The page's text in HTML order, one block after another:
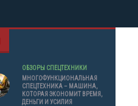
ОБЗОРЫ СПЕЦТЕХНИКИ
МНОГОФУНКЦИОНАЛЬНАЯ
СПЕЦТЕХНИКА – МАШИНА,
КОТОРАЯ ЭКОНОМИТ ВРЕМЯ,
ДЕНЬГИ И УСИЛИЯ